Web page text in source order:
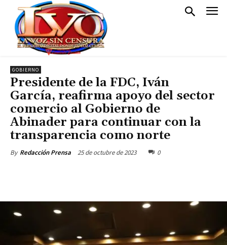
GOBIERNO
Presidente de la FDC, Iván
García, reafirma apoyo del sector
comercio al Gobierno de
Abinader para continuar con la
transparencia como norte
By Redacción Prensa 25 de octubre de 2023 0